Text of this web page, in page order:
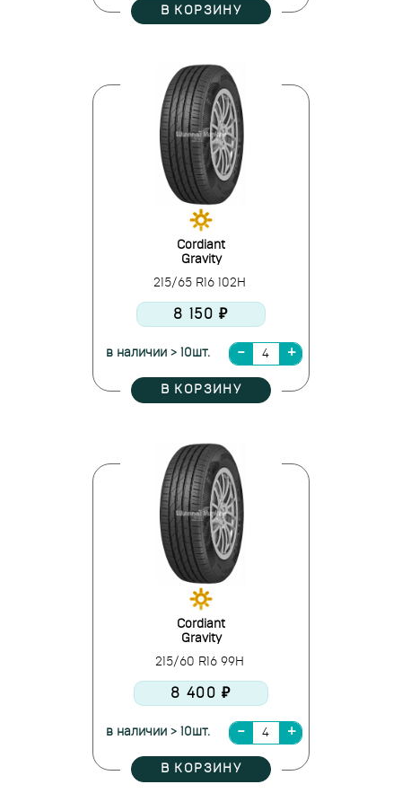
В КОРЗИНУ
Cordiant
Gravity
215/65 R16 102H
8 150 ₽
в наличии > 10шт.
В КОРЗИНУ
Cordiant
Gravity
215/60 R16 99H
8 400 ₽
в наличии > 10шт.
В КОРЗИНУ